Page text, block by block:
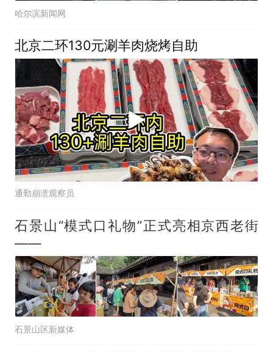
哈尔滨新闻网
北京二环130元涮羊肉烧烤自助
通勤崩溃观察员
石景山“模式口礼物”正式亮相京西老街
——
石景山区新媒体